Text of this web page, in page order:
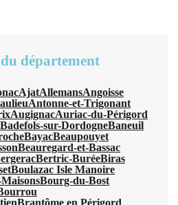
département
AjatAllemansAngoisse
Antonne-et-Trigonant
AugignacAuriac-du-Périgord
Badefols-sur-DordogneBaneuil
BayacBeaupouyet
Beauregard-et-Bassac
Bertric-BuréeBiras
Boulazac Isle Manoire
Bourg-du-Bost
Brantôme en Périgord